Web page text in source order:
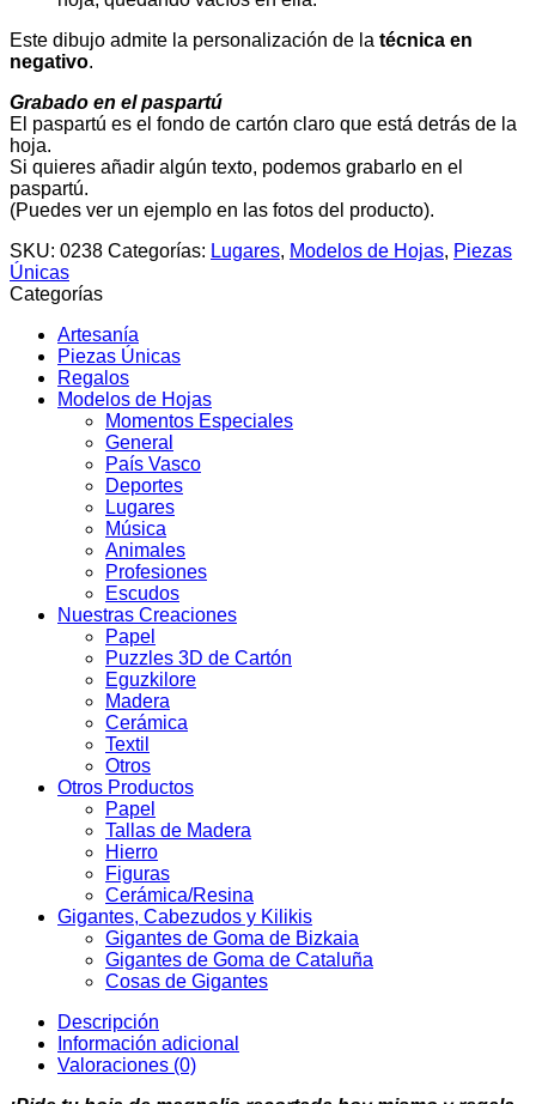
Este dibujo admite la personalización de la técnica en
negativo.
Grabado en el paspartú
El paspartú es el fondo de cartón claro que está detrás de la
hoja.
Si quieres añadir algún texto, podemos grabarlo en el
paspartú.
(Puedes ver un ejemplo en las fotos del producto).
SKU: 0238 Categorías: Lugares, Modelos de Hojas, Piezas
Únicas
Categorías
Artesanía
Piezas Únicas
Regalos
Modelos de Hojas
Momentos Especiales
General
País Vasco
Deportes
Lugares
Música
Animales
Profesiones
Escudos
Nuestras Creaciones
Papel
Puzzles 3D de Cartón
Eguzkilore
Madera
Cerámica
Textil
Otros
Otros Productos
Papel
Tallas de Madera
Hierro
Figuras
Cerámica/Resina
Gigantes, Cabezudos y Kilikis
Gigantes de Goma de Bizkaia
Gigantes de Goma de Cataluña
Cosas de Gigantes
Descripción
Información adicional
Valoraciones (0)